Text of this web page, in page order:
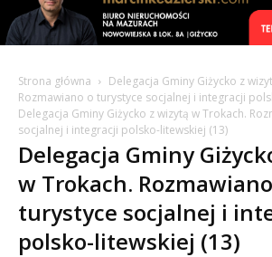
Strona główna
Delegacja Gminy Giżycko z
Rozmawiano o turystyce socjalnej i integracji
Delegacja Gminy Giżycko z wizytą w Trokach.
socjalnej i integracji polsko-litewskiej (13)
Delegacja Gminy
w Trokach.
turystyce socjalnej i
polsko-litewskiej (13)